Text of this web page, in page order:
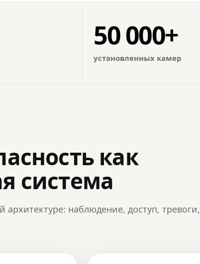
50 000+
установленных камер
как
система
наблюдение, доступ, тревоги,